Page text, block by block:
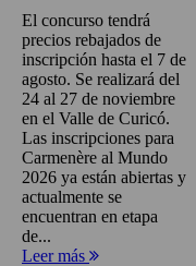
El concurso tendrá
precios rebajados de
inscripción hasta el 7 de
agosto. Se realizará del
24 al 27 de noviembre
en el Valle de Curicó.
Las inscripciones para
Carmenère al Mundo
2026 ya están abiertas y
actualmente se
encuentran en etapa
de...
Leer más